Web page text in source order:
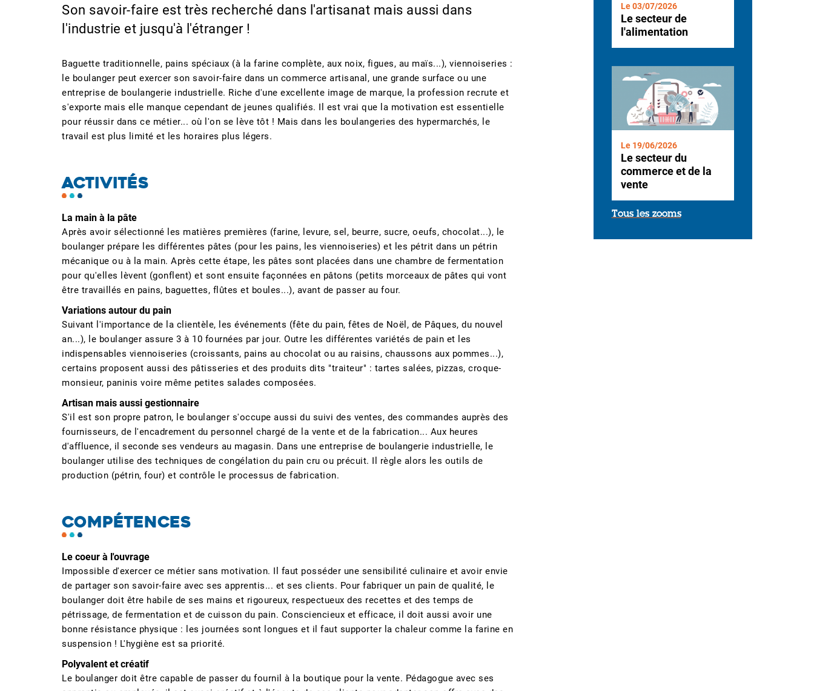
Son savoir-faire est très recherché dans l'artisanat mais aussi dans
l'industrie et jusqu'à l'étranger !
Baguette traditionnelle, pains spéciaux (à la farine complète, aux noix, figues, au maïs...), viennoiseries :
le boulanger peut exercer son savoir-faire dans un commerce artisanal, une grande surface ou une
entreprise de boulangerie industrielle. Riche d'une excellente image de marque, la profession recrute et
s'exporte mais elle manque cependant de jeunes qualifiés. Il est vrai que la motivation est essentielle
pour réussir dans ce métier... où l'on se lève tôt ! Mais dans les boulangeries des hypermarchés, le
travail est plus limité et les horaires plus légers.
ACTIVITÉS
La main à la pâte
Après avoir sélectionné les matières premières (farine, levure, sel, beurre, sucre, oeufs, chocolat...), le
boulanger prépare les différentes pâtes (pour les pains, les viennoiseries) et les pétrit dans un pétrin
mécanique ou à la main. Après cette étape, les pâtes sont placées dans une chambre de fermentation
pour qu'elles lèvent (gonflent) et sont ensuite façonnées en pâtons (petits morceaux de pâtes qui vont
être travaillés en pains, baguettes, flûtes et boules...), avant de passer au four.
Variations autour du pain
Suivant l'importance de la clientèle, les événements (fête du pain, fêtes de Noël, de Pâques, du nouvel
an...), le boulanger assure 3 à 10 fournées par jour. Outre les différentes variétés de pain et les
indispensables viennoiseries (croissants, pains au chocolat ou au raisins, chaussons aux pommes...),
certains proposent aussi des pâtisseries et des produits dits "traiteur" : tartes salées, pizzas, croque-
monsieur, paninis voire même petites salades composées.
Artisan mais aussi gestionnaire
S'il est son propre patron, le boulanger s'occupe aussi du suivi des ventes, des commandes auprès des
fournisseurs, de l'encadrement du personnel chargé de la vente et de la fabrication... Aux heures
d'affluence, il seconde ses vendeurs au magasin. Dans une entreprise de boulangerie industrielle, le
boulanger utilise des techniques de congélation du pain cru ou précuit. Il règle alors les outils de
production (pétrin, four) et contrôle le processus de fabrication.
COMPÉTENCES
Le coeur à l'ouvrage
Impossible d'exercer ce métier sans motivation. Il faut posséder une sensibilité culinaire et avoir envie
de partager son savoir-faire avec ses apprentis... et ses clients. Pour fabriquer un pain de qualité, le
boulanger doit être habile de ses mains et rigoureux, respectueux des recettes et des temps de
pétrissage, de fermentation et de cuisson du pain. Consciencieux et efficace, il doit aussi avoir une
bonne résistance physique : les journées sont longues et il faut supporter la chaleur comme la farine en
suspension ! L'hygiène est sa priorité.
Polyvalent et créatif
Le boulanger doit être capable de passer du fournil à la boutique pour la vente. Pédagogue avec ses
Le 03/07/2026
Le secteur de
l'alimentation
Le 19/06/2026
Le secteur du
commerce et de la
vente
Tous les zooms